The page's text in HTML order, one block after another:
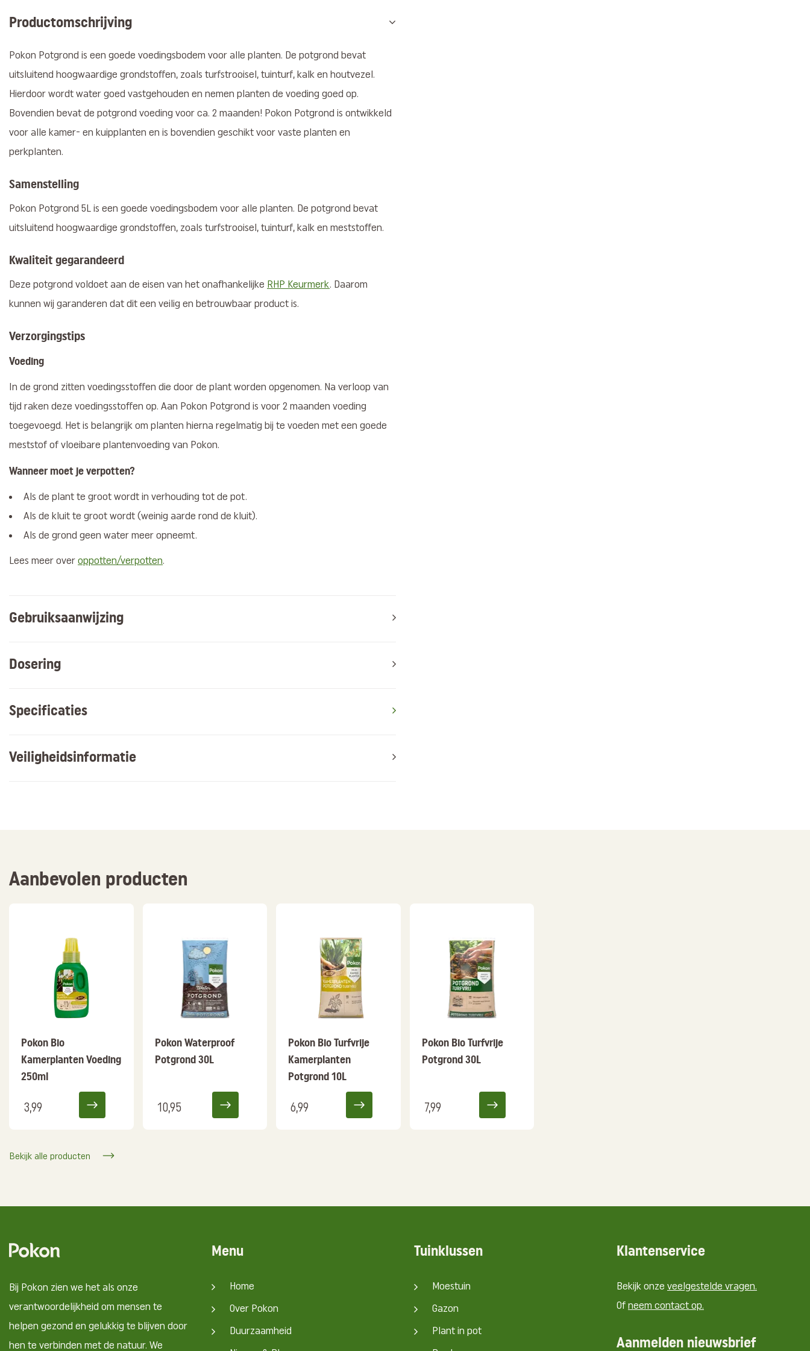
Productomschrijving
Pokon Potgrond is een goede voedingsbodem voor alle planten. De potgrond bevat
uitsluitend hoogwaardige grondstoffen, zoals turfstrooisel, tuinturf, kalk en houtvezel.
Hierdoor wordt water goed vastgehouden en nemen planten de voeding goed op.
Bovendien bevat de potgrond voeding voor ca. 2 maanden! Pokon Potgrond is ontwikkeld
voor alle kamer- en kuipplanten en is bovendien geschikt voor vaste planten en
perkplanten.
Samenstelling
Pokon Potgrond 5L is een goede voedingsbodem voor alle planten. De potgrond bevat
uitsluitend hoogwaardige grondstoffen, zoals turfstrooisel, tuinturf, kalk en meststoffen.
Kwaliteit gegarandeerd
Deze potgrond voldoet aan de eisen van het onafhankelijke RHP Keurmerk. Daarom
kunnen wij garanderen dat dit een veilig en betrouwbaar product is.
Verzorgingstips
Voeding
In de grond zitten voedingsstoffen die door de plant worden opgenomen. Na verloop van
tijd raken deze voedingsstoffen op. Aan Pokon Potgrond is voor 2 maanden voeding
toegevoegd. Het is belangrijk om planten hierna regelmatig bij te voeden met een goede
meststof of vloeibare plantenvoeding van Pokon.
Wanneer moet je verpotten?
Als de plant te groot wordt in verhouding tot de pot.
Als de kluit te groot wordt (weinig aarde rond de kluit).
Als de grond geen water meer opneemt.
Lees meer over oppotten/verpotten.
Gebruiksaanwijzing
Dosering
Specificaties
Veiligheidsinformatie
Aanbevolen producten
Pokon Bio
Kamerplanten Voeding
250ml
3,99
Pokon Waterproof
Potgrond 30L
10,95
Pokon Bio Turfvrije
Kamerplanten
Potgrond 10L
6,99
Pokon Bio Turfvrije
Potgrond 30L
7,99
Bekijk alle producten
Bij Pokon zien we het als onze
verantwoordelijkheid om mensen te
helpen gezond en gelukkig te blijven door
hen te verbinden met de natuur. We
Menu
Home
Over Pokon
Duurzaamheid
Tuinklussen
Moestuin
Gazon
Plant in pot
Klantenservice
Bekijk onze veelgestelde vragen.
Of neem contact op.
Aanmelden nieuwsbrief